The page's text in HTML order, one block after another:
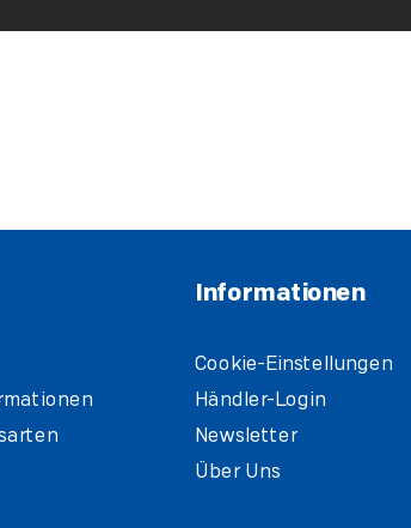
Informationen
Cookie-Einstellungen
Händler-Login
Newsletter
Über Uns